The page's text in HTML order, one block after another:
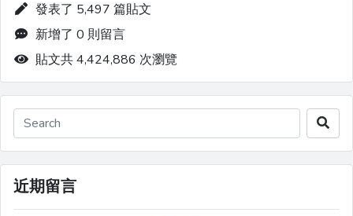
發表了 5,497 篇貼文
新增了 0 則留言
貼文共 4,424,886 次瀏覽
近期留言